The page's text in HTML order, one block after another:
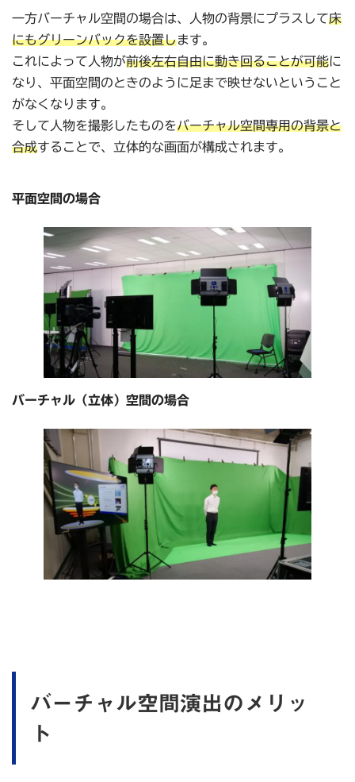
一方バーチャル空間の場合は、人物の背景にプラスして床
にもグリーンバックを設置します。
これによって人物が前後左右自由に動き回ることが可能に
なり、平面空間のときのように足まで映せないということ
がなくなります。
そして人物を撮影したものをバーチャル空間専用の背景と
合成することで、立体的な画面が構成されます。
平面空間の場合
バーチャル（立体）空間の場合
バーチャル空間演出のメリッ
ト